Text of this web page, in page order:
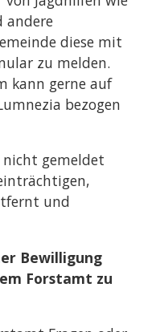
andere
diese mit
zu melden.
kann gerne auf
bezogen
nicht gemeldet
und
Bewilligung
Forstamt zu